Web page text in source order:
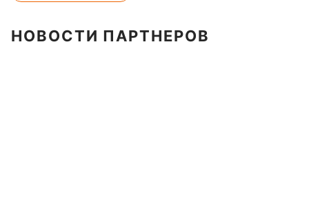
НОВОСТИ ПАРТНЕРОВ